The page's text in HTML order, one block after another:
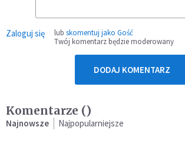
Zaloguj się lub skomentuj jako Gość
Twój komentarz będzie moderowany
DODAJ KOMENTARZ
Komentarze ()
Najnowsze Najpopularniejsze